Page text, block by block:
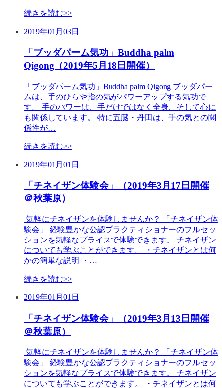
続きを読む>>
2019年01月03日
「ブッダパーム気功」Buddha palm
Qigong（2019年5月18日開催）
「ブッダパーム気功」Buddha palm Qigong ブッダパー
ムは、手のひらや指の気がパワーアップする気功で
す。 手のパワーは、手だけではなく全身、そして心に
も関係しています。 特に五臓・丹田は、手の気との関
係性が…
続きを読む>>
2019年01月01日
「チネイザン体験会」（2019年3月17日開催
＠秋葉原）
気軽にチネイザンを体験しませんか？ 「チネイザン体
験会」 経験豊かな公認プラクティショナーのフルセッ
ションを気軽なプライスで体験できます。 チネイザン
についても学ぶことができます。 ・チネイザンとは何
かの簡単な説明 ・…
続きを読む>>
2019年01月01日
「チネイザン体験会」（2019年3月13日開催
＠秋葉原）
気軽にチネイザンを体験しませんか？ 「チネイザン体
験会」 経験豊かな公認プラクティショナーのフルセッ
ションを気軽なプライスで体験できます。 チネイザン
についても学ぶことができます。 ・チネイザンとは何